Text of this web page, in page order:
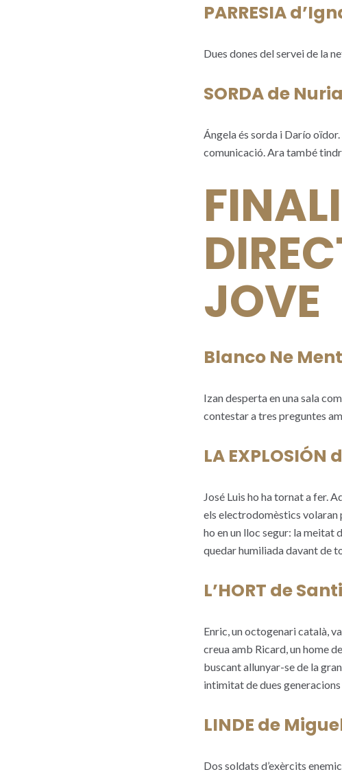
PARRESIA
Dues dones del servei de la
SORDA de
Ángela és sorda i Darío
comunicació. Ara també
JOVE
Blanco Ne
Izan desperta en una sala
contestar a tres preguntes
LA
José Luis ho ha tornat a fer.
els electrodomèstics volaran
ho en un lloc segur: la meitat
quedar humiliada davant de
L’HORT de
Enric, un octogenari català,
creua amb Ricard, un home
buscant allunyar-se de la
intimitat de dues
LINDE de
Dos soldats d’exèrcits